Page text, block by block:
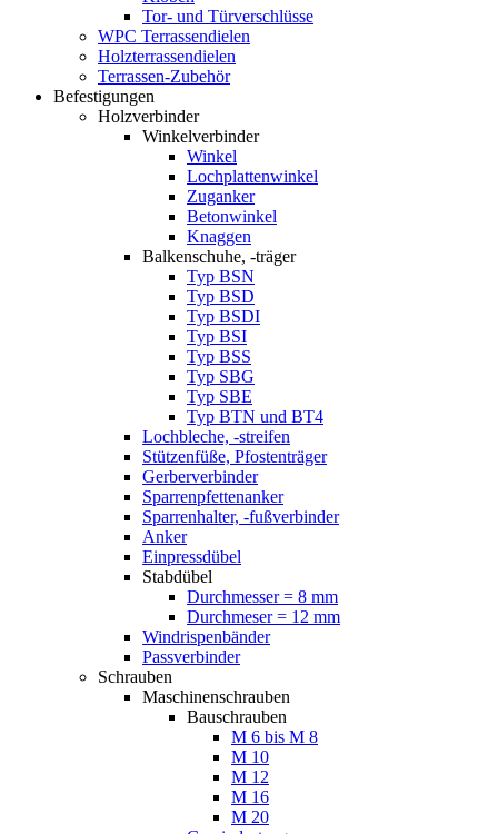
Tor- und Türverschlüsse
WPC Terrassendielen
Holzterrassendielen
Terrassen-Zubehör
Befestigungen
Holzverbinder
Winkelverbinder
Winkel
Lochplattenwinkel
Zuganker
Betonwinkel
Knaggen
Balkenschuhe, -träger
Typ BSN
Typ BSD
Typ BSDI
Typ BSI
Typ BSS
Typ SBG
Typ SBE
Typ BTN und BT4
Lochbleche, -streifen
Stützenfüße, Pfostenträger
Gerberverbinder
Sparrenpfettenanker
Sparrenhalter, -fußverbinder
Anker
Einpressdübel
Stabdübel
Durchmesser = 8 mm
Durchmeser = 12 mm
Windrispenbänder
Passverbinder
Schrauben
Maschinenschrauben
Bauschrauben
M 6 bis M 8
M 10
M 12
M 16
M 20